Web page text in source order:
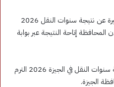
ازدادت عمليات البحث في الآونة الأخيرة عن نتيجة سنوات النقل 2026
المحافظة إتاحة النتيجة عبر بوابة
ونستعرض في هذا التقرير، رابط نتيجة سنوات النقل في الجيزة 2026 الترم
الجيزة.